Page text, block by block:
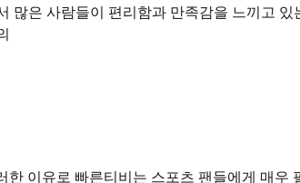
은 사람들이 편리함과 만족감을 느끼고 있
이유로 빠른티비는 스포츠 팬들에게 매우